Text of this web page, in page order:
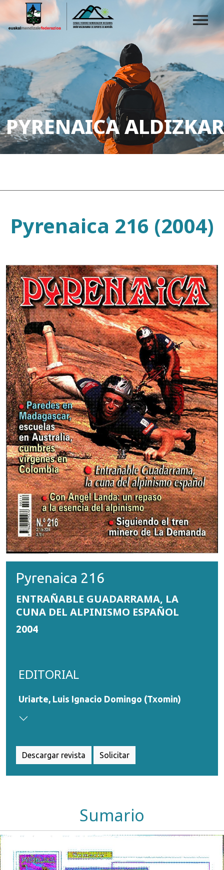
PYRENAICA
Pyrenaica 216 (2004)
Pyrenaica 216
ENTRAÑABLE GUADARRAMA, LA
CUNA DEL ALPINISMO ESPAÑOL
2004
EDITORIAL
Uriarte, Luis Ignacio Domingo (Txomin)
Descargar revista Solicitar
Sumario